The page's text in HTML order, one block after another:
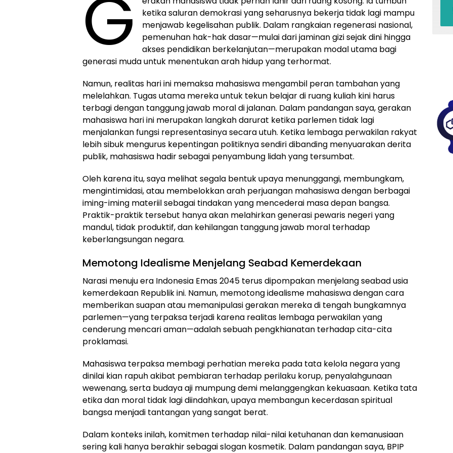
G
ketika saluran demokrasi yang seharusnya bekerja tidak lagi mampu
menjawab kegelisahan publik. Dalam rangkaian regenerasi nasional,
pemenuhan hak-hak dasar—mulai dari jaminan gizi sejak dini hingga
akses pendidikan berkelanjutan—merupakan modal utama bagi
generasi muda untuk menentukan arah hidup yang terhormat.
Namun, realitas hari ini memaksa mahasiswa mengambil peran tambahan yang
melelahkan. Tugas utama mereka untuk tekun belajar di ruang kuliah kini harus
terbagi dengan tanggung jawab moral di jalanan. Dalam pandangan saya, gerakan
mahasiswa hari ini merupakan langkah darurat ketika parlemen tidak lagi
menjalankan fungsi representasinya secara utuh. Ketika lembaga perwakilan rakyat
lebih sibuk mengurus kepentingan politiknya sendiri dibanding menyuarakan derita
publik, mahasiswa hadir sebagai penyambung lidah yang tersumbat.
Oleh karena itu, saya melihat segala bentuk upaya menunggangi, membungkam,
mengintimidasi, atau membelokkan arah perjuangan mahasiswa dengan berbagai
iming-iming materiil sebagai tindakan yang mencederai masa depan bangsa.
Praktik-praktik tersebut hanya akan melahirkan generasi pewaris negeri yang
mandul, tidak produktif, dan kehilangan tanggung jawab moral terhadap
keberlangsungan negara.
Memotong Idealisme Menjelang Seabad Kemerdekaan
Narasi menuju era Indonesia Emas 2045 terus dipompakan menjelang seabad usia
kemerdekaan Republik ini. Namun, memotong idealisme mahasiswa dengan cara
memberikan suapan atau memanipulasi gerakan mereka di tengah bungkamnya
parlemen—yang terpaksa terjadi karena realitas lembaga perwakilan yang
cenderung mencari aman—adalah sebuah pengkhianatan terhadap cita-cita
proklamasi.
Mahasiswa terpaksa membagi perhatian mereka pada tata kelola negara yang
dinilai kian rapuh akibat pembiaran terhadap perilaku korup, penyalahgunaan
wewenang, serta budaya aji mumpung demi melanggengkan kekuasaan. Ketika tata
etika dan moral tidak lagi diindahkan, upaya membangun kecerdasan spiritual
bangsa menjadi tantangan yang sangat berat.
Dalam konteks inilah, komitmen terhadap nilai-nilai ketuhanan dan kemanusiaan
sering kali hanya berakhir sebagai slogan kosmetik. Dalam pandangan saya, BPIP